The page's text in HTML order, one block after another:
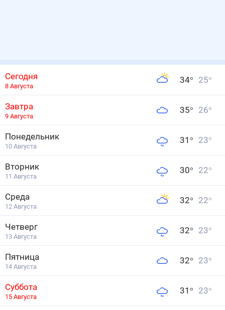
Сегодня
8 Августа
34° 25°
Завтра
9 Августа
35° 26°
Понедельник
10 Августа
31 ° 23°
Вторник
11 Августа
30° 22°
Среда
12 Августа
32° 22°
Четверг
13 Августа
32° 23°
Пятница
14 Августа
32° 23°
Суббота
15 Августа
31 ° 23°